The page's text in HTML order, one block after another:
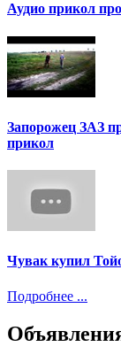
Аудио прикол
Запорожец ЗАЗ
прикол
Чувак купил
Подробнее ...